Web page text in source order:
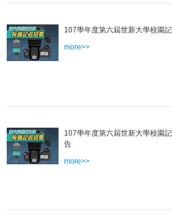
107學年度第六屆世新大學校園
more>>
107學年度第六屆世新大學校園
告
more>>